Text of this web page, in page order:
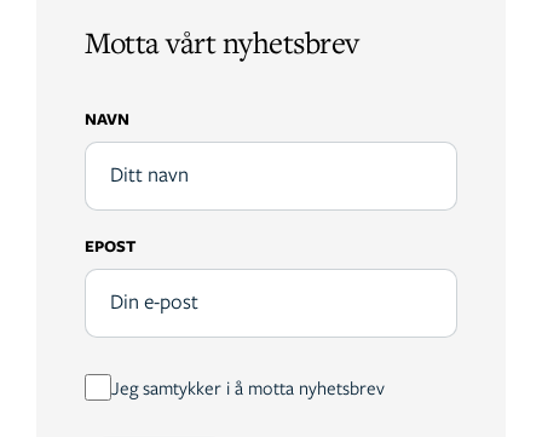
Motta vårt nyhetsbrev
NAVN
EPOST
Jeg samtykker i å motta nyhetsbrev